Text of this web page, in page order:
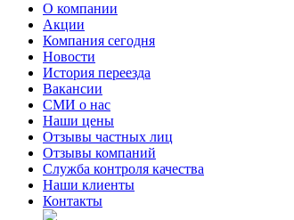
О компании
Акции
Компания сегодня
Новости
История переезда
Вакансии
СМИ о нас
Наши цены
Отзывы частных лиц
Отзывы компаний
Служба контроля качества
Наши клиенты
Контакты